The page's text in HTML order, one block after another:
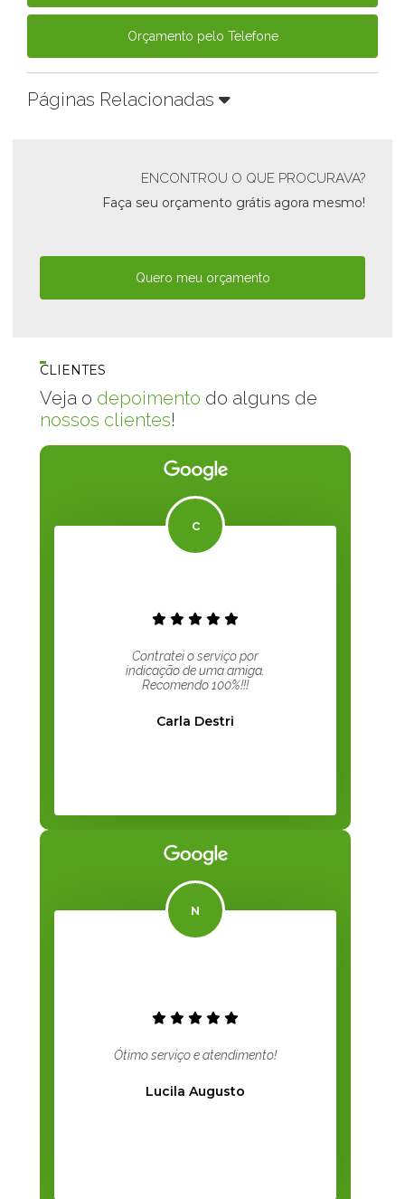
Orçamento pelo Telefone
Páginas Relacionadas
ENCONTROU O QUE PROCURAVA?
Faça seu orçamento grátis agora mesmo!
Quero meu orçamento
CLIENTES
Veja o depoimento do alguns de
nossos clientes!
Contratei o serviço por
indicação de uma amiga.
Recomendo 100%!!!
Carla Destri
Ótimo serviço e atendimento!
Lucila Augusto